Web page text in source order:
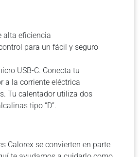
alta eficiencia
para un fácil y seguro
USB-C. Conecta tu
a la corriente eléctrica
Tu calentador utiliza dos
tipo “D”.
Calorex se convierten en parte